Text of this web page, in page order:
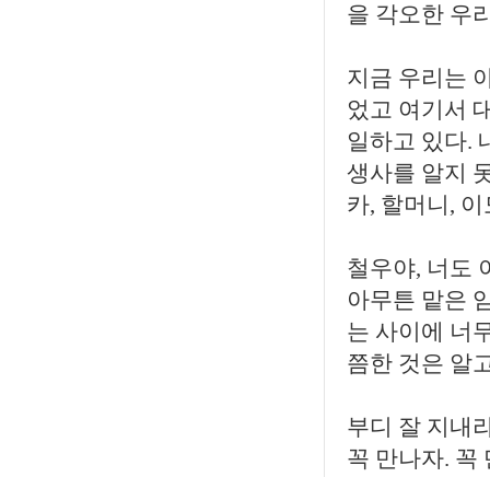
을 각오한 우
지금 우리는
었고 여기서
일하고 있다.
생사를 알지
카, 할머니,
철우야, 너도
아무튼 맡은
는 사이에 너
쯤한 것은 알
부디 잘 지내
꼭 만나자. 꼭